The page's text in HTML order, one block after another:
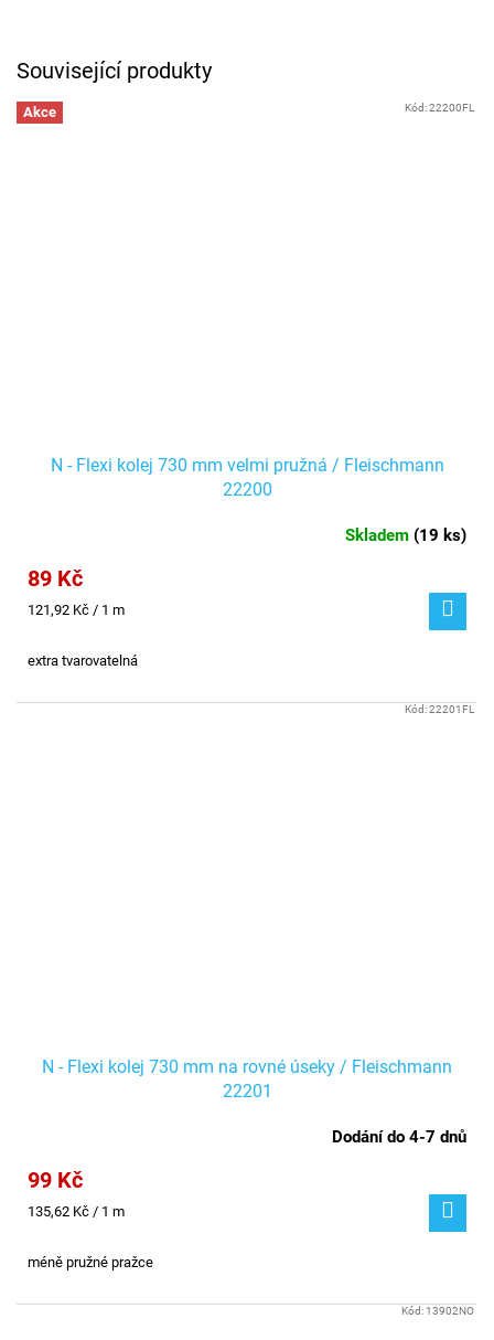
Související produkty
Akce
N - Flexi kolej 730 mm velmi pružná / Fleischmann
22200
Skladem (19 ks)
89 Kč
Měrná
121,92 Kč / 1 m
extra tvarovatelná
Kód:22200FL
N - Flexi kolej 730 mm na rovné úseky / Fleischmann
22201
Dodání do 4-7 dnů
99 Kč
Měrná
135,62 Kč / 1 m
méně pružné pražce
Kód:22201FL
Kód: 13902NO